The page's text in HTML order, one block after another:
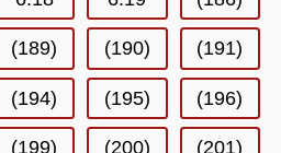
(189) (190) (191)
(194) (195) (196)
(199) (200) (201)